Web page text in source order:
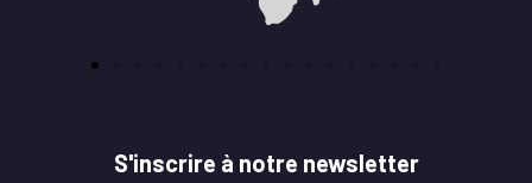
S'inscrire à notre newsletter